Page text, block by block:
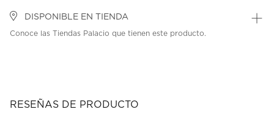
DISPONIBLE EN TIENDA
Conoce las Tiendas Palacio que tienen este producto.
RESEÑAS DE PRODUCTO